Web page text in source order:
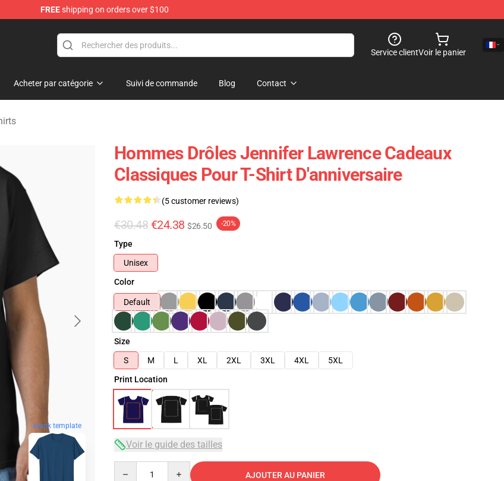
FREEshipping on orders over $100
Service clientVoir le panier
Acheter par catégorie Suivi de commande Blog Contact
blank template
Hommes Drôles Jennifer Lawrence Cadeaux
Classiques Pour T-Shirt D'anniversaire
(5 customer reviews)
€30.48 €24.38 $26.50 -20%
Type
Unisex
Color
Default
Size
S
M L XL 2XL 3XL 4XL
5XL
Print Location
Voir le guide des tailles
AJOUTER AU PANIER